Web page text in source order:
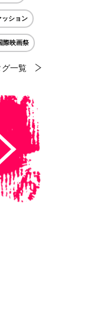
ッション
際映画祭
グ一覧